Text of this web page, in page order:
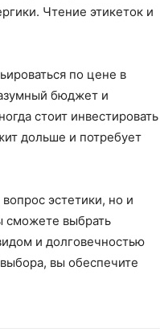
Чтение этикеток и
по цене в
бюджет и
стоит инвестировать
дольше и потребует
эстетики, но и
сможете выбрать
и долговечностью
вы обеспечите